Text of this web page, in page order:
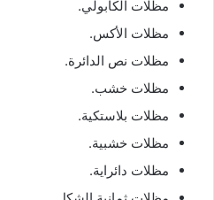
مظلات الكابولي.
مظلات الأكس.
مظلات نص الدائرة.
مظلات خشب.
مظلات بلاستكية.
مظلات خشبية.
مظلات دائراية.